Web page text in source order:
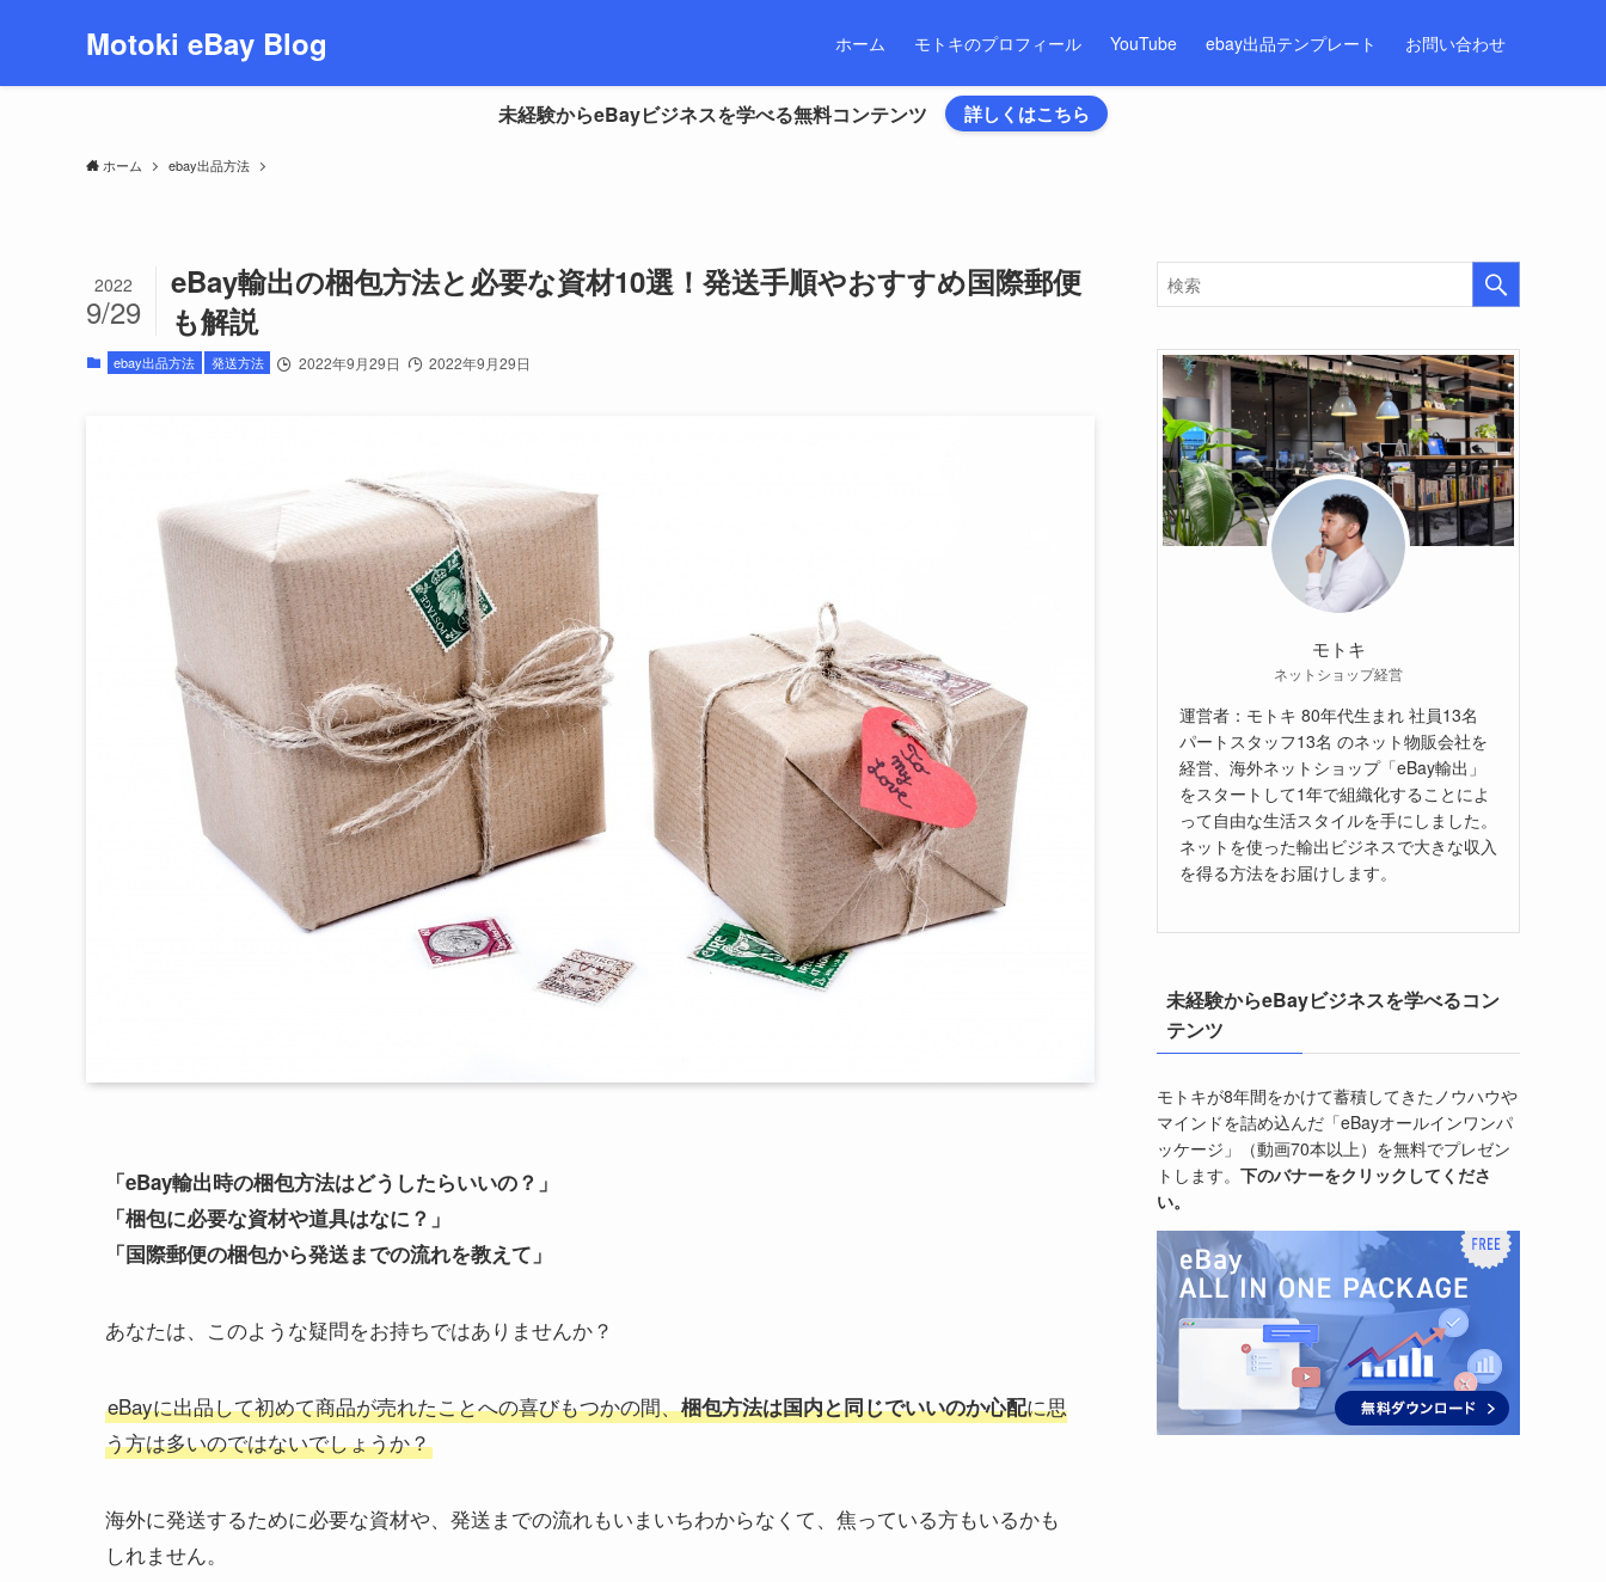
Motoki eBay Blog ホーム モトキのプロフィール YouTube ebay出品テンプレート お問い合わせ
未経験からeBayビジネスを学べる無料コンテンツ 詳しくはこちら
ホーム ebay出品方法
eBay輸出の梱包方法と必要な資材10選！発送手順やおすすめ国際郵便
も解説
2022
9/29
ebay出品方法 発送方法 2022年9月29日 2022年9月29日
「eBay輸出時の梱包方法はどうしたらいいの？」
「梱包に必要な資材や道具はなに？」
「国際郵便の梱包から発送までの流れを教えて」
あなたは、このような疑問をお持ちではありませんか？
eBayに出品して初めて商品が売れたことへの喜びもつかの間、梱包方法は国内と同じでいいのか心配に思
う方は多いのではないでしょうか？
海外に発送するために必要な資材や、発送までの流れもいまいちわからなくて、焦っている方もいるかも
しれません。
モトキ
ネットショップ経営
運営者：モトキ 80年代生まれ 社員13名
パートスタッフ13名 のネット物販会社を
経営、海外ネットショップ「eBay輸出」
をスタートして1年で組織化することによ
って自由な生活スタイルを手にしました。
ネットを使った輸出ビジネスで大きな収入
を得る方法をお届けします。
未経験からeBayビジネスを学べるコン
テンツ
モトキが8年間をかけて蓄積してきたノウハウや
マインドを詰め込んだ「eBayオールインワンパ
ッケージ」（動画70本以上）を無料でプレゼン
トします。 下のバナーをクリックしてくださ
い。